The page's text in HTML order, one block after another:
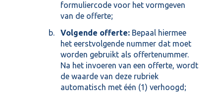
formuliercode voor het vormgeven
van de offerte;
Volgende offerte: Bepaal hiermee
het eerstvolgende nummer dat moet
worden gebruikt als offertenummer.
Na het invoeren van een offerte, wordt
de waarde van deze rubriek
automatisch met één (1) verhoogd;